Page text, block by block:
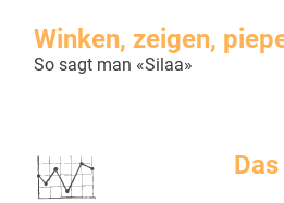
Winken, zeigen,
So sagt man «Silaa»